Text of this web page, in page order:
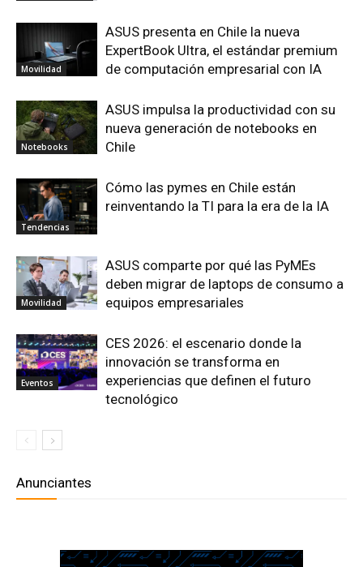
Movilidad
ASUS presenta en Chile la nueva
ExpertBook Ultra, el estándar premium
de computación empresarial con IA
Notebooks
ASUS impulsa la productividad con su
nueva generación de notebooks en
Chile
Tendencias
Cómo las pymes en Chile están
reinventando la TI para la era de la IA
Movilidad
ASUS comparte por qué las PyMEs
deben migrar de laptops de consumo a
equipos empresariales
Eventos
CES 2026: el escenario donde la
innovación se transforma en
experiencias que definen el futuro
tecnológico
Anunciantes